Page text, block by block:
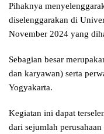
Pihaknya
diselenggarakan di
November 2024 yang
Sebagian besar
dan karyawan) serta
Yogyakarta.
Kegiatan ini dapat
dari sejumlah